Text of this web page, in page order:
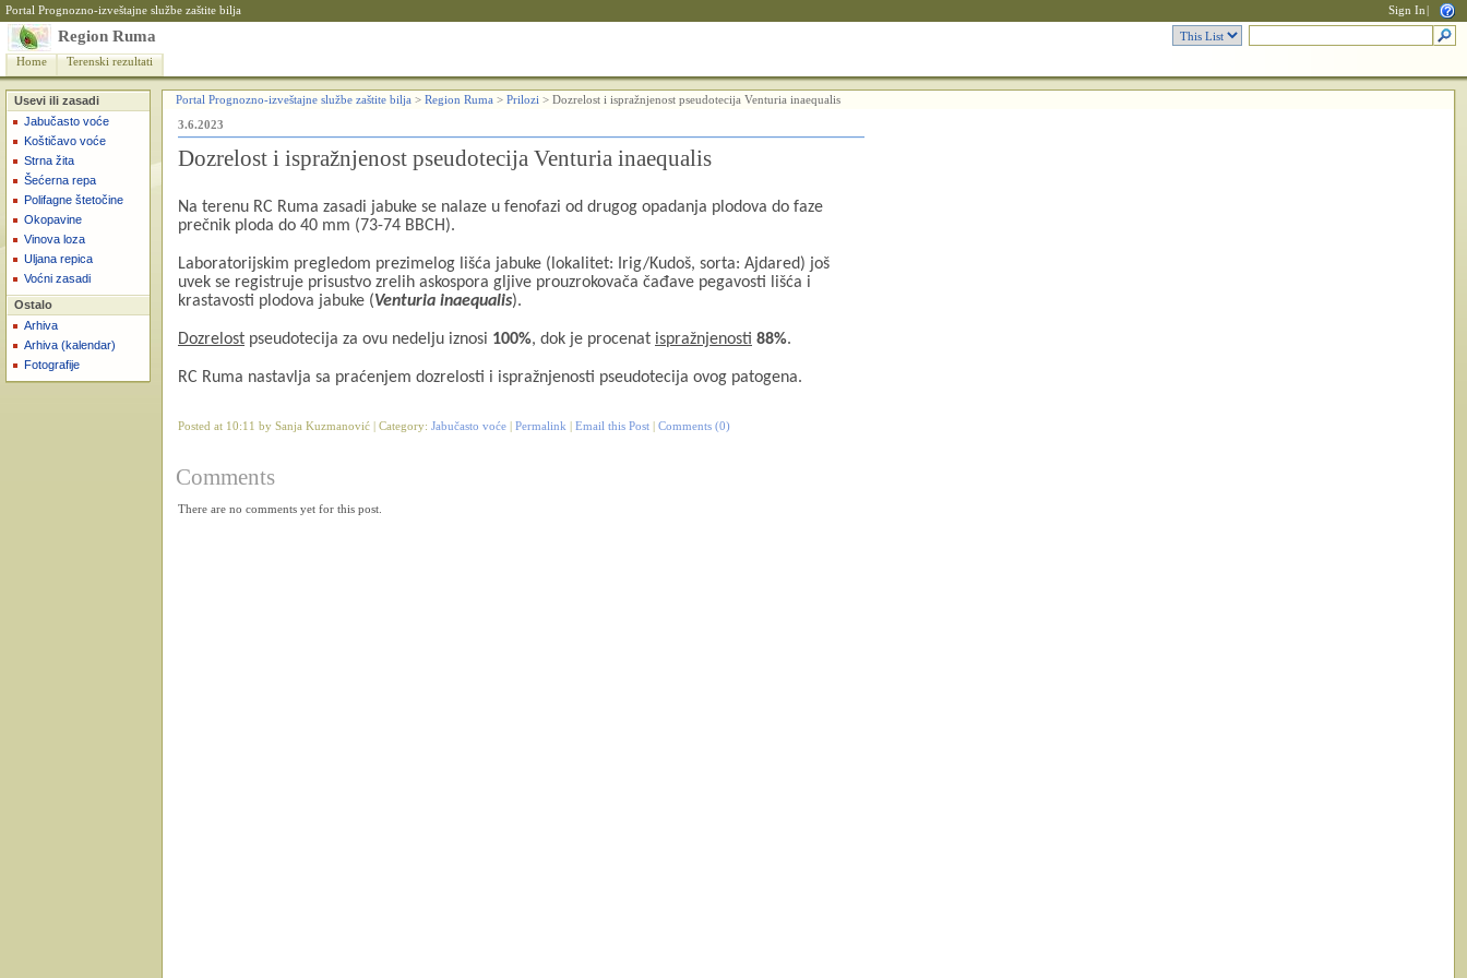
Portal Prognozno-izveštajne službe zaštite bilja Sign In
Region Ruma
Home Terenski rezultati
Usevi ili zasadi
Jabučasto voće
Koštičavo voće
Strna žita
Šećerna repa
Polifagne štetočine
Okopavine
Vinova loza
Uljana repica
Voćni zasadi
Ostalo
Arhiva
Arhiva (kalendar)
Fotografije
Portal Prognozno-izveštajne službe zaštite bilja > Region Ruma > Prilozi > Dozrelost i ispražnjenost pseudotecija Venturia inaequalis
3.6.2023
Dozrelost i ispražnjenost pseudotecija Venturia inaequalis
Na terenu RC Ruma zasadi jabuke se nalaze u fenofazi od drugog opadanja plodova do faze
prečnik ploda do 40 mm (73-74 BBCH).
Laboratorijskim pregledom prezimelog lišća jabuke (lokalitet: Irig/Kudoš, sorta: Ajdared) još
uvek se registruje prisustvo zrelih askospora gljive prouzrokovača čađave pegavosti lišća i
krastavosti plodova jabuke (Venturia inaequalis).
Dozrelost pseudotecija za ovu nedelju iznosi 100%, dok je procenat ispražnjenosti 88%.
RC Ruma nastavlja sa praćenjem dozrelosti i ispražnjenosti pseudotecija ovog patogena.
Posted at 10:11 by Sanja Kuzmanović | Category: Jabučasto voće Permalink Email this Post Comments (0)
Comments
There are no comments yet for this post.